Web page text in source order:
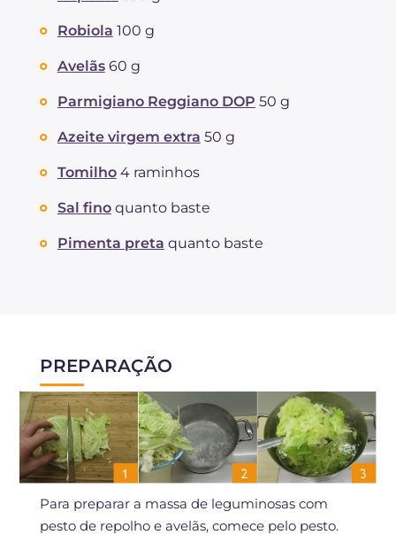
das quais gorduras saturadas
Fibra
Sódio mg
Robiola 100 g
Avelãs 60 g
Parmigiano Reggiano DOP 50 g
Azeite virgem extra 50 g
Tomilho 4 raminhos
Sal fino quanto baste
Pimenta preta quanto baste
PREPARAÇÃO
Para preparar a massa de leguminosas com
pesto de repolho e avelãs, comece pelo pesto.